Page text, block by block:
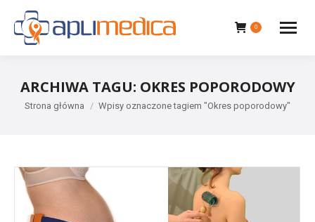
0
ARCHIWA TAGU: OKRES POPORODOWY
Jesteś tutaj:
Strona główna Wpisy oznaczone tagiem "Okres poporodowy"